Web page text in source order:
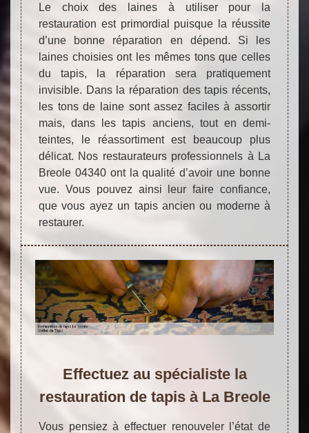
Le choix des laines à utiliser pour la
restauration est primordial puisque la réussite
d’une bonne réparation en dépend. Si les
laines choisies ont les mêmes tons que celles
du tapis, la réparation sera pratiquement
invisible. Dans la réparation des tapis récents,
les tons de laine sont assez faciles à assortir
mais, dans les tapis anciens, tout en demi-
teintes, le réassortiment est beaucoup plus
délicat. Nos restaurateurs professionnels à La
Breole 04340 ont la qualité d’avoir une bonne
vue. Vous pouvez ainsi leur faire confiance,
que vous ayez un tapis ancien ou moderne à
restaurer.
Effectuez au spécialiste la
restauration de tapis à La Breole
Vous pensiez à effectuer renouveler l’état de